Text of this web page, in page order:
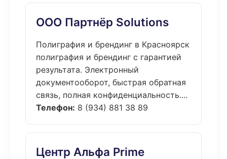
ООО Партнёр Solutions
Полиграфия и брендинг в Красноярск
полиграфия и брендинг с гарантией
результата. Электронный
документооборот, быстрая обратная
связь, полная конфиденциальность....
Телефон: 8 (934) 881 38 89
Центр Альфа Prime